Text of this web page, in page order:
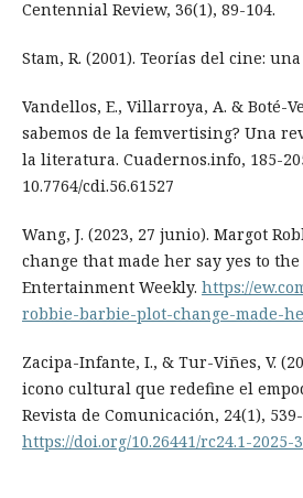
Centennial Review, 36(1), 89-104.
Stam, R. (2001). Teorías del cine:
Vandellos, E., Villarroya, A. & Boté-
sabemos de la femvertising? Una
la literatura. Cuadernos.info, 185-
10.7764/cdi.56.61527
Wang, J. (2023, 27 junio). Margot
change that made her say yes to
Entertainment Weekly. https://
robbie-barbie-plot-change-made-
Zacipa-Infante, I., & Tur-Viñes, V.
icono cultural que redefine el
Revista de Comunicación, 24(1),
https://doi.org/10.26441/rc24.1-2025-